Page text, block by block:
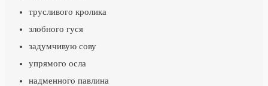
трусливого кролика
злобного гуся
задумчивую сову
упрямого осла
надменного павлина